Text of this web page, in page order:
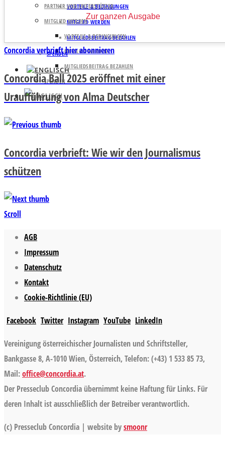
VORTEILE & BEDINGUNGEN
MITGLIED WERDEN
MITGLIEDSBEITRAG BEZAHLEN
SPENDEN
PARTNER UND UNTERSTÜTZER
MITGLIED WERDEN
VORTEILE & BEDINGUNGEN
MITGLIED WERDEN
MITGLIEDSBEITRAG BEZAHLEN
SPENDEN
Zur ganzen Ausgabe
Concordia verbrieft hier abonnieren
Concordia Ball 2025 eröffnet mit einer
Uraufführung von Alma Deutscher
Concordia verbrieft: Wie wir den Journalismus
schützen
Scroll
AGB
Impressum
Datenschutz
Kontakt
Cookie-Richtlinie (EU)
Facebook Twitter Instagram YouTube LinkedIn
Vereinigung österreichischer Journalisten und Schriftsteller,
Bankgasse 8, A-1010 Wien, Österreich, Telefon: (+43) 1 533 85 73,
Mail:office@concordia.at.
Der Presseclub Concordia übernimmt keine Haftung für Links. Für
deren Inhalt ist ausschließlich der Betreiber verantwortlich.
(c) Presseclub Concordia | website bysmoonr